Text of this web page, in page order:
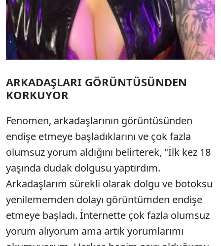
ARKADAŞLARI GÖRÜNTÜSÜNDEN
KORKUYOR
Fenomen, arkadaşlarının görüntüsünden
endişe etmeye başladıklarını ve çok fazla
olumsuz yorum aldığını belirterek, "İlk kez 18
yaşında dudak dolgusu yaptırdım.
Arkadaşlarım sürekli olarak dolgu ve botoksu
yenilememden dolayı görüntümden endişe
etmeye başladı. İnternette çok fazla olumsuz
yorum alıyorum ama artık yorumlarımı